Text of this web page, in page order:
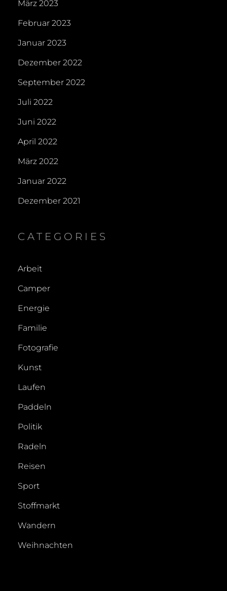
März 2023
Februar 2023
Januar 2023
Dezember 2022
September 2022
Juli 2022
Juni 2022
April 2022
März 2022
Januar 2022
Dezember 2021
CATEGORIES
Arbeit
Camper
Energie
Familie
Fotografie
Kunst
Laufen
Paddeln
Politik
Radeln
Reisen
Sport
Stoffmarkt
Wandern
Weihnachten